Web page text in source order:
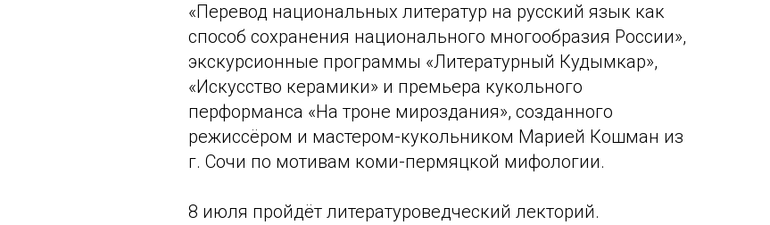
«Перевод национальных литератур на русский язык как
способ сохранения национального многообразия России»,
экскурсионные программы «Литературный Кудымкар»,
«Искусство керамики» и премьера кукольного
перформанса «На троне мироздания», созданного
режиссёром и мастером-кукольником Марией Кошман из
г. Сочи по мотивам коми-пермяцкой мифологии.
8 июля пройдёт литературоведческий лекторий.